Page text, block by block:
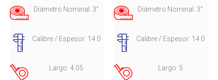
Diámetro Nominal: 3"
Calibre / Espesor: 14.0
Largo: 4.05
Diámetro Nominal: 3"
Calibre / Espesor: 14.0
Largo: 5